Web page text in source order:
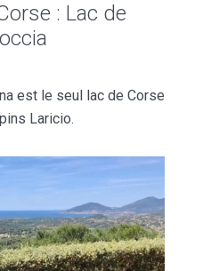
: Lac de
est le seul lac de Corse
Laricio.